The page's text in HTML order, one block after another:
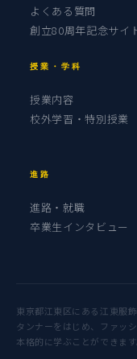
よくある質問
創立80周年記念サイ
授業・学科
授業内容
校外学習・特別授業
進路
進路・就職
卒業生インタビュー
東京都江東区にある江東服
タンナーをはじめ、ファッ
本格的に学ぶことができます